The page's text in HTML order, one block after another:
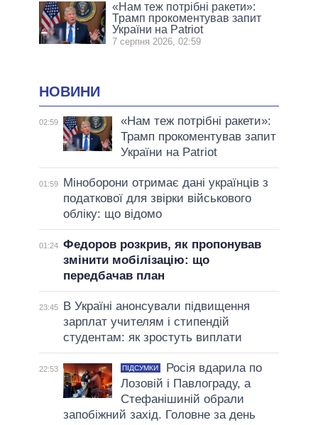
«Нам теж потрібні ракети»:
Трамп прокоментував запит
України на Patriot
7 серпня 2026, 02:59
НОВИНИ
02:59
«Нам теж потрібні ракети»:
Трамп прокоментував запит
України на Patriot
01:59
Міноборони отримає дані українців з
податкової для звірки військового
обліку: що відомо
01:24 Федоров розкрив, як пропонував
змінити мобілізацію: що
передбачав план
23:45
В Україні анонсували підвищення
зарплат учителям і стипендій
студентам: як зростуть виплати
22:53 ПІДСУМКИ
Росія вдарила по
Лозовій і Павлограду, а
Стефанішиній обрали
запобіжний захід. Головне за день